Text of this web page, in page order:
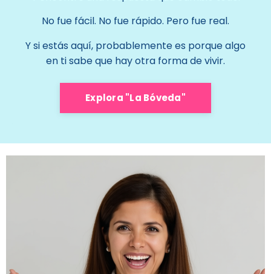
No fue fácil. No fue rápido. Pero fue real.
Y si estás aquí, probablemente es porque algo
en ti sabe que hay otra forma de vivir.
Explora "La Bóveda"